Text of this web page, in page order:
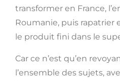
transformer en France,
Roumanie, puis rapatrier
le produit fini dans le
Car ce n’est qu’en
l’ensemble des sujets,